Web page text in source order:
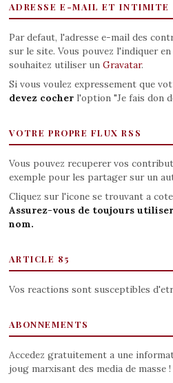
ADRESSE E-MAIL ET INTIMITE
Par defaut, l'adresse e-mail des
sur le site. Vous pouvez l'indiquer
souhaitez utiliser un Gravatar.
Si vous voulez expressement que
devez cocherl'option "Je fais don
VOTRE PROPRE FLUX RSS
Vous pouvez recuperer vos
exemple pour les partager sur un
Cliquez sur l'icone se trouvant a
Assurez-vous de toujours
nom.
ARTICLE 85
Vos reactions sont susceptibles
ABONNEMENTS
Accedez gratuitement a une
joug marxisant des media de masse !